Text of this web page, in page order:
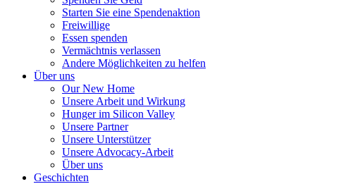
Starten Sie eine Spendenaktion
Freiwillige
Essen spenden
Vermächtnis verlassen
Andere Möglichkeiten zu helfen
Über uns
Our New Home
Unsere Arbeit und Wirkung
Hunger im Silicon Valley
Unsere Partner
Unsere Unterstützer
Unsere Advocacy-Arbeit
Über uns
Geschichten